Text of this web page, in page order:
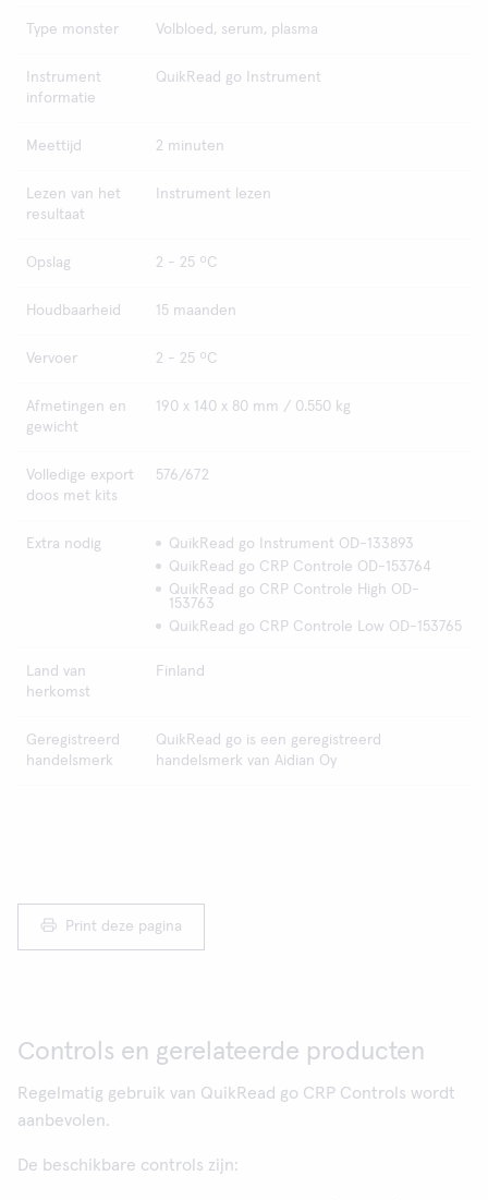
Type monster Volbloed, serum, plasma
Instrument
informatie
QuikRead go Instrument
Meettijd 2 minuten
Lezen van het
resultaat
Instrument lezen
Opslag 2 - 25 ºC
Houdbaarheid 15 maanden
Vervoer 2 - 25 ºC
Afmetingen en
gewicht
190 x 140 x 80 mm / 0.550 kg
Volledige export
doos met kits
576/672
Extra nodig
QuikRead go Instrument OD-133893
QuikRead go CRP Controle OD-153764
QuikRead go CRP Controle High OD-
153763
QuikRead go CRP Controle Low OD-153765
Land van
herkomst
Finland
Geregistreerd
handelsmerk
QuikRead go is een geregistreerd
handelsmerk van Aidian Oy
Print deze pagina
Controls en gerelateerde producten
Regelmatig gebruik van QuikRead go CRP Controls wordt
aanbevolen.
De beschikbare controls zijn: